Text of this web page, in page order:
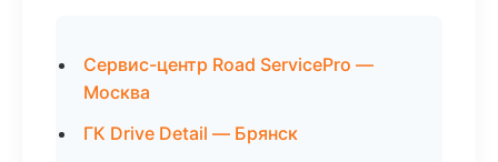
Сервис-центр Road ServicePro —
Москва
ГК Drive Detail — Брянск